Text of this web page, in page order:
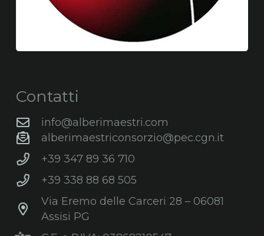
Contatti
info@alberimaestri.com
alberimaestriconsorzio@pec.cgn.it
+39 347 89 36 710
+39 338 88 68 505
Via Eremo delle Carceri 28 – 06081
Assisi PG